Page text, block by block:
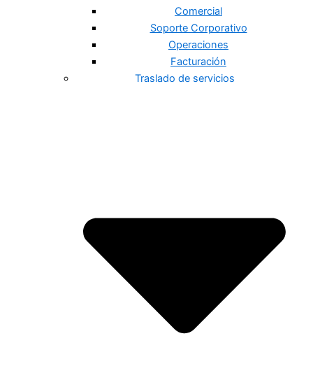
Comercial
Soporte Corporativo
Operaciones
Facturación
Traslado de servicios